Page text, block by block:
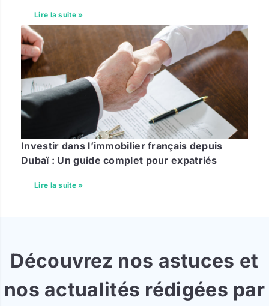
Lire la suite »
Investir dans l’immobilier français depuis
Dubaï : Un guide complet pour expatriés
Lire la suite »
Découvrez nos astuces et
nos actualités rédigées par